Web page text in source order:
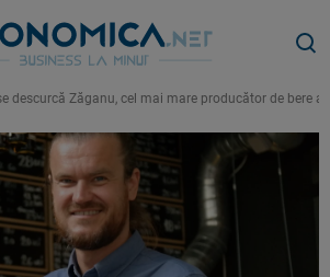
descurcă Zăganu, cel mai mare producător de bere